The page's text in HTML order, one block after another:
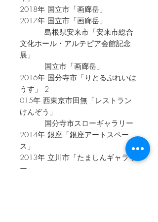
2018年 国立市「画廊岳」
2017年 国立市「画廊岳」
島根県安来市「安来市総合
文化ホール・アルテピア会館記念
展」
国立市「画廊岳」
2016年 国分寺市「りとるぷれいは
うす」 2
015年 西東京市田無「レストラン
けんぞう」
国分寺市スローギャラリー
2014年 銀座「銀座アートスペー
ス」
2013年 立川市「たましんギャラリ
ー」